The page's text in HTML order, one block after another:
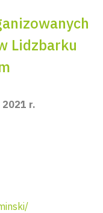
Lidzbarku
2021 r.